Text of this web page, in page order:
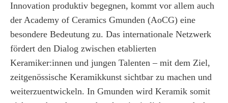
Innovation produktiv begegnen, kommt vor allem auch
der Academy of Ceramics Gmunden (AoCG) eine
besondere Bedeutung zu. Das internationale Netzwerk
fördert den Dialog zwischen etablierten
Keramiker:innen und jungen Talenten – mit dem Ziel,
zeitgenössische Keramikkunst sichtbar zu machen und
weiterzuentwickeln. In Gmunden wird Keramik somit